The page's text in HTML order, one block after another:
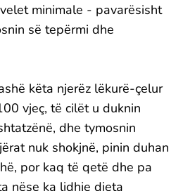
minimale - pavarësisht
së tepërmi dhe
këta njerëz lëkurë-çelur
vjeç, të cilët u duknin
dhe tymosnin
nuk shokjnë, pinin duhan
por kaq të qetë dhe pa
nëse ka lidhje dieta